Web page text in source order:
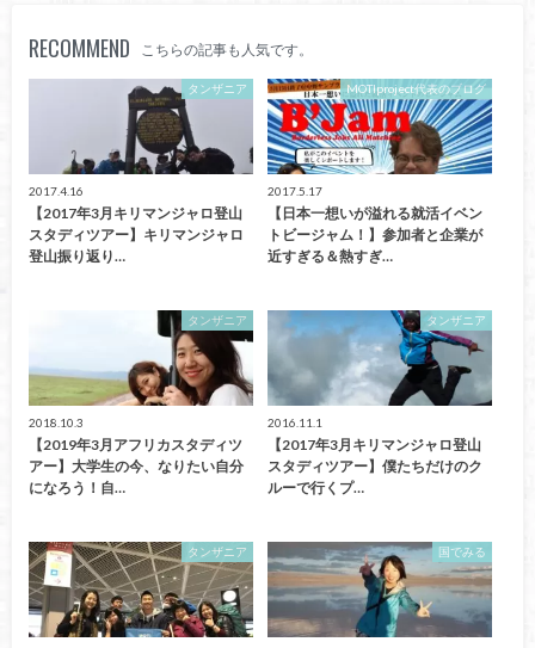
RECOMMEND こちらの記事も人気です。
タンザニア
2017.4.16
【2017年3月キリマンジャロ登山
スタディツアー】キリマンジャロ
登山振り返り…
MOTIproject代表のブログ
2017.5.17
【日本一想いが溢れる就活イベン
トビージャム！】参加者と企業が
近すぎる＆熱すぎ…
タンザニア
2018.10.3
【2019年3月アフリカスタディツ
アー】大学生の今、なりたい自分
になろう！自…
タンザニア
2016.11.1
【2017年3月キリマンジャロ登山
スタディツアー】僕たちだけのク
ルーで行くプ…
タンザニア 国でみる